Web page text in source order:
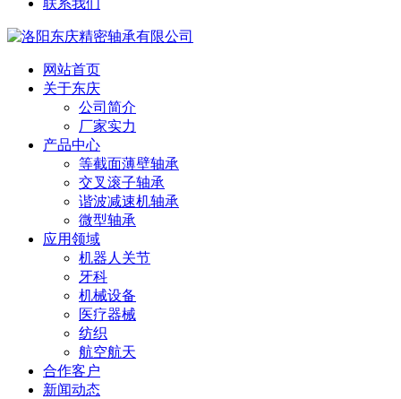
联系我们
网站首页
关于东庆
公司简介
厂家实力
产品中心
等截面薄壁轴承
交叉滚子轴承
谐波减速机轴承
微型轴承
应用领域
机器人关节
牙科
机械设备
医疗器械
纺织
航空航天
合作客户
新闻动态